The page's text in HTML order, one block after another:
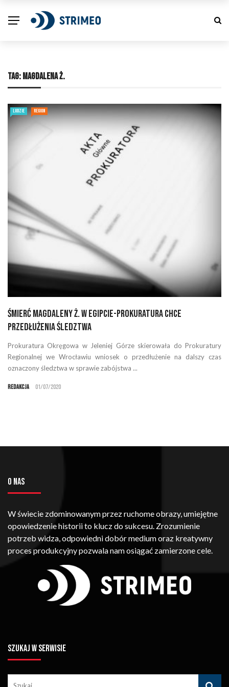
TAG: MAGDALENA Ż.
LUDZIE REGION
Śmierć Magdaleny Ż. w Egipcie-prokuratura chce
przedłużenia śledztwa
Prokuratura Okręgowa w Jeleniej Górze skierowała do Prokuratury
Regionalnej we Wrocławiu wniosek o przedłużenie na dalszy czas
oznaczony śledztwa w sprawie zabójstwa ...
Redakcja 01/07/2020
O NAS
W świecie zdominowanym przez ruchome obrazy, umiejętne
opowiedzenie historii to klucz do sukcesu. Zrozumienie
potrzeb widza, odpowiedni dobór medium oraz kreatywny
proces produkcyjny pozwala nam osiągać zamierzone cele.
SZUKAJ W SERWISIE